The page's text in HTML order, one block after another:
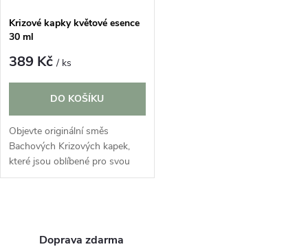
Krizové kapky květové esence
30 ml
389 Kč/ ks
DO KOŠÍKU
Objevte originální směs
Bachových Krizových kapek,
které jsou oblíbené pro svou
jemnost a přirozený charakter.
Doprava zdarma